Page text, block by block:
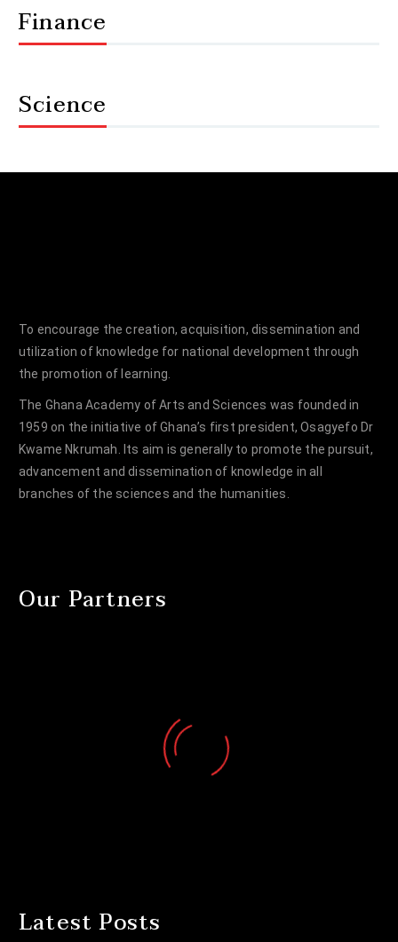
Finance
Science
To encourage the creation, acquisition, dissemination and
utilization of knowledge for national development through
the promotion of learning.
The Ghana Academy of Arts and Sciences was founded in
1959 on the initiative of Ghana’s first president, Osagyefo Dr
Kwame Nkrumah. Its aim is generally to promote the pursuit,
advancement and dissemination of knowledge in all
branches of the sciences and the humanities.
Our Partners
Latest Posts